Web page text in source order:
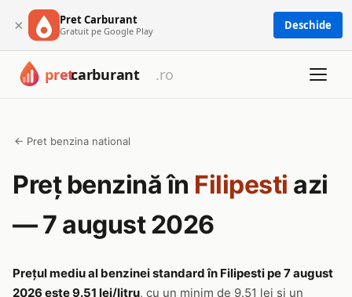
× Pret Carburant
Gratuit pe Google Play Deschide
← Pret benzina national
Preț benzină în Filipesti azi
— 7 august 2026
Prețul mediu al benzinei standard în Filipesti pe 7 august
2026 este 9.51 lei/litru, cu un minim de 9.51 lei și un